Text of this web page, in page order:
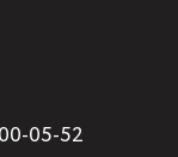
05-52